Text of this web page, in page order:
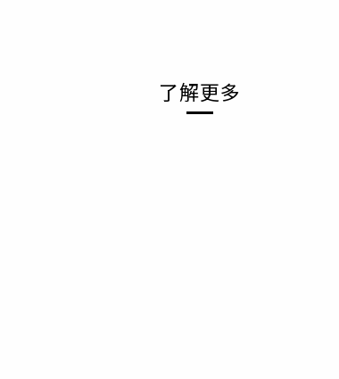
了解更多